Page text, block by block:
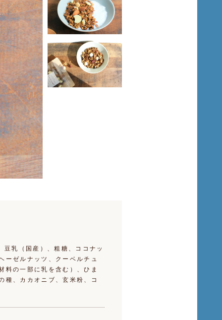
乳（国産）、粗糖、ココナッ
ーゼルナッツ、クーベルチュ
料の一部に乳を含む）、ひま
種、カカオニブ、玄米粉、コ